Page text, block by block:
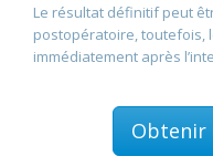
Le résultat définitif peut
postopératoire, toutefois,
immédiatement après
Obtenir